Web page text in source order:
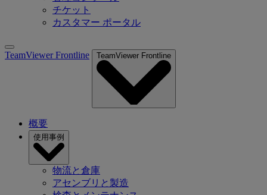
チケット
カスタマー ポータル
TeamViewer Frontline TeamViewer Frontline
概要
使用事例
物流と倉庫
アセンブリと製造